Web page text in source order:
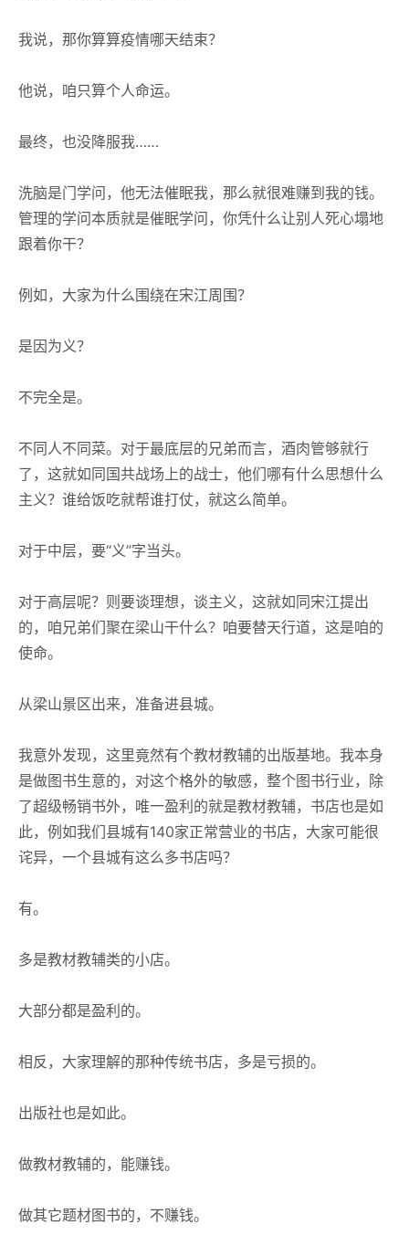
我说，那你算算疫情哪天结束？
他说，咱只算个人命运。
最终，也没降服我……
洗脑是门学问，他无法催眠我，那么就很难赚到我的钱。
管理的学问本质就是催眠学问，你凭什么让别人死心塌地
跟着你干？
例如，大家为什么围绕在宋江周围？
是因为义？
不完全是。
不同人不同菜。对于最底层的兄弟而言，酒肉管够就行
了，这就如同国共战场上的战士，他们哪有什么思想什么
主义？谁给饭吃就帮谁打仗，就这么简单。
对于中层，要“义”字当头。
对于高层呢？则要谈理想，谈主义，这就如同宋江提出
的，咱兄弟们聚在梁山干什么？咱要替天行道，这是咱的
使命。
从梁山景区出来，准备进县城。
我意外发现，这里竟然有个教材教辅的出版基地。我本身
是做图书生意的，对这个格外的敏感，整个图书行业，除
了超级畅销书外，唯一盈利的就是教材教辅，书店也是如
此，例如我们县城有140家正常营业的书店，大家可能很
诧异，一个县城有这么多书店吗？
有。
多是教材教辅类的小店。
大部分都是盈利的。
相反，大家理解的那种传统书店，多是亏损的。
出版社也是如此。
做教材教辅的，能赚钱。
做其它题材图书的，不赚钱。